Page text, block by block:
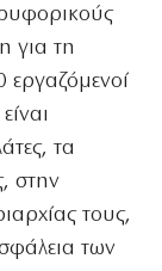
για τη
τα
στην
τους,
των